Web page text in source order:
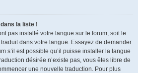
la liste !
pas installé votre langue sur le forum, soit le
traduit dans votre langue. Essayez de demander
s’il est possible qu’il puisse installer la langue
désirée n’existe pas, vous êtes libre de
une nouvelle traduction. Pour plus